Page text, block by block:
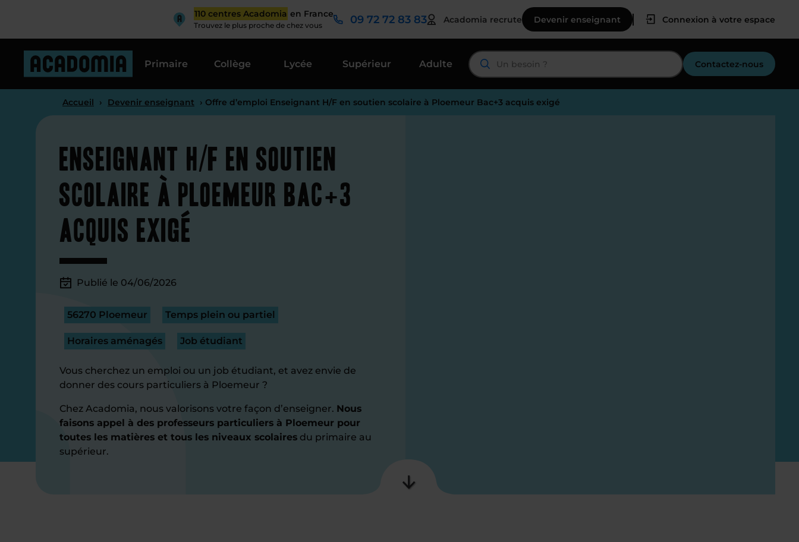
110 centres Acadomia en France
Trouvez le plus proche de chez vous 09 72 72 83 83 Acadomia recrute Devenir enseignant Connexion à votre espace
Primaire Collège Lycée Supérieur Adulte Contactez-nous
Accueil › Devenir enseignant › Offre d’emploi Enseignant H/F en soutien scolaire à Ploemeur Bac+3 acquis exigé
Enseignant H/F en soutien
scolaire à Ploemeur Bac+3
acquis exigé
Publié le 04/06/2026
56270 Ploemeur Temps plein ou partiel
Horaires aménagés Job étudiant
Vous cherchez un emploi ou un job étudiant, et avez envie de
donner des cours particuliers à Ploemeur ?
Chez Acadomia, nous valorisons votre façon d’enseigner. Nous
faisons appel à des professeurs particuliers à Ploemeur pour
toutes les matières et tous les niveaux scolaires du primaire au
supérieur.